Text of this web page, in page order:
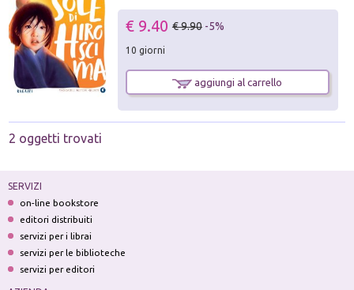
€ 9.40 € 9.90 -5%
10 giorni
aggiungi al carrello
2 oggetti trovati
SERVIZI
on-line bookstore
editori distribuiti
servizi per i librai
servizi per le biblioteche
servizi per editori